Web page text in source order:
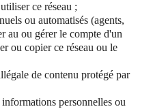
ce réseau ;
ou automatisés (agents,
au ou gérer le compte d'un
ou copier ce réseau ou le
de contenu protégé par
personnelles ou